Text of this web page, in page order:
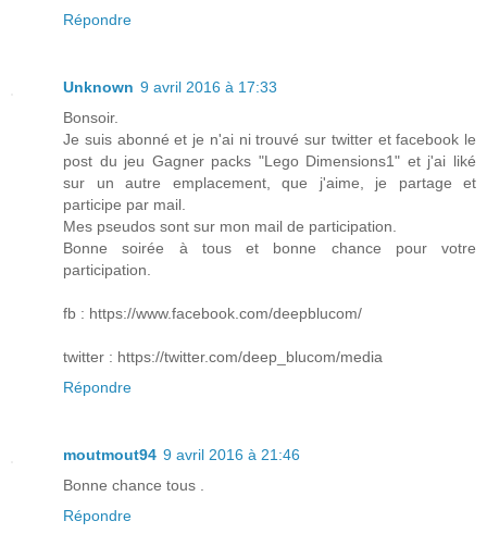
Répondre
Unknown 9 avril 2016 à 17:33
Bonsoir.
Je suis abonné et je n'ai ni trouvé sur twitter et facebook le
post du jeu Gagner packs "Lego Dimensions1" et j'ai liké
sur un autre emplacement, que j'aime, je partage et
participe par mail.
Mes pseudos sont sur mon mail de participation.
Bonne soirée à tous et bonne chance pour votre
participation.
fb : https://www.facebook.com/deepblucom/
twitter : https://twitter.com/deep_blucom/media
Répondre
moutmout94 9 avril 2016 à 21:46
Bonne chance tous .
Répondre